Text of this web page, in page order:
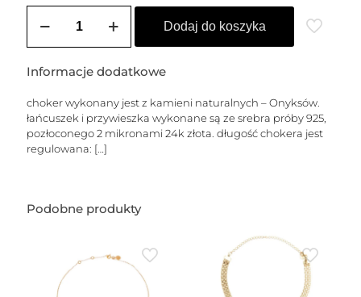
Choker
naturalnych
z
krzyżykiem
Dodaj do koszyka
Informacje dodatkowe
choker wykonany jest z kamieni naturalnych – Onyksów.
łańcuszek i przywieszka wykonane są ze srebra próby 925,
pozłoconego 2 mikronami 24k złota. długość chokera jest
regulowana: […]
Podobne produkty